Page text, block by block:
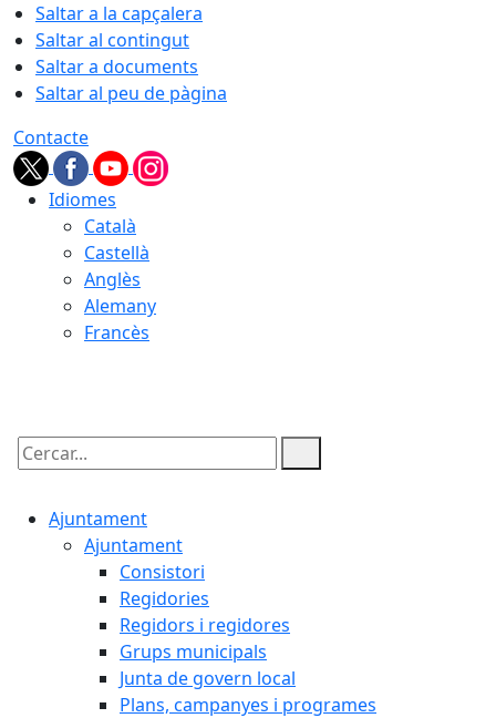
Saltar a la capçalera
Saltar al contingut
Saltar a documents
Saltar al peu de pàgina
Contacte
Idiomes
Català
Castellà
Anglès
Alemany
Francès
Cercar:
Ajuntament
Ajuntament
Consistori
Regidories
Regidors i regidores
Grups municipals
Junta de govern local
Plans, campanyes i programes